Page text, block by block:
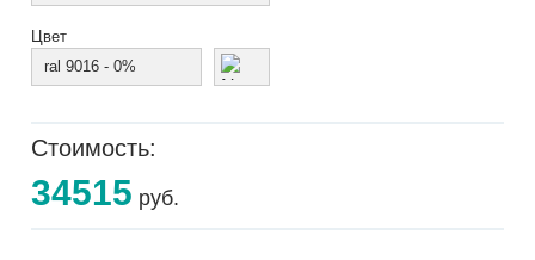
Цвет
ral 9016 - 0%
Стоимость:
34515 руб.